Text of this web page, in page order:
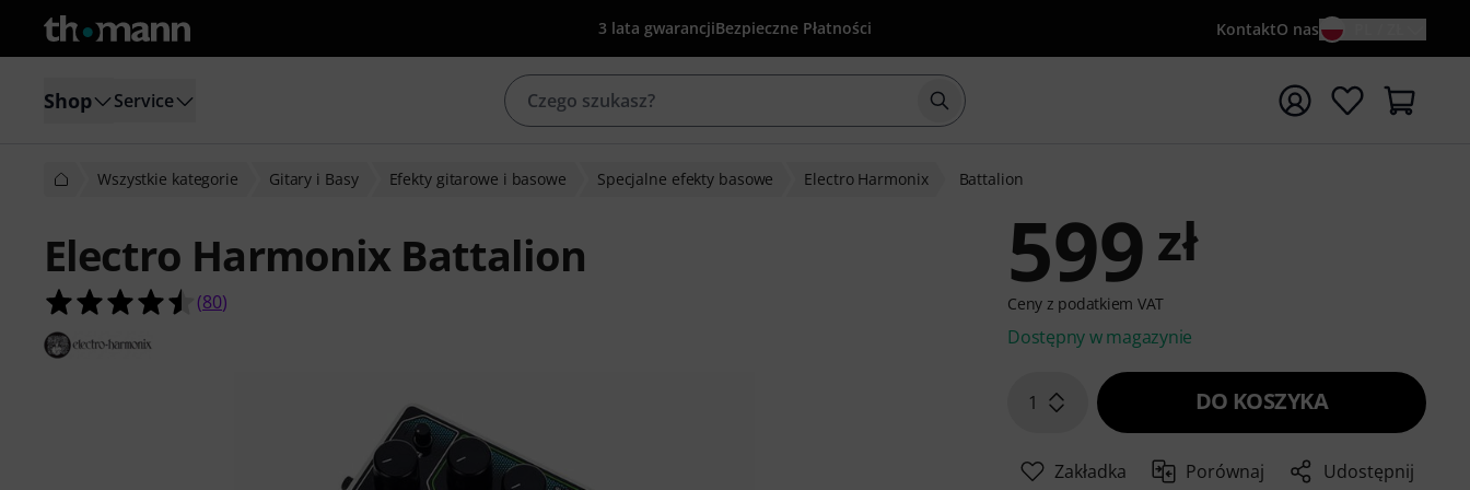
3 lata gwarancjiBezpieczne Płatności KontaktO nas
Shop Service Rozpocznij wyszukiwanie od słowa kluczowego {searchTerm}
Wszystkie kategorie Gitary i Basy Efekty gitarowe i basowe Specjalne efekty basowe Electro Harmonix Battalion
Electro Harmonix Battalion
4.5 na 5 gwiazdek z 80 ocen klientów
(80) 599 zł
Ceny z podatkiem VAT
Dostępny w magazynie
1 DO KOSZYKA
Zakładka Porównaj Udostępnij